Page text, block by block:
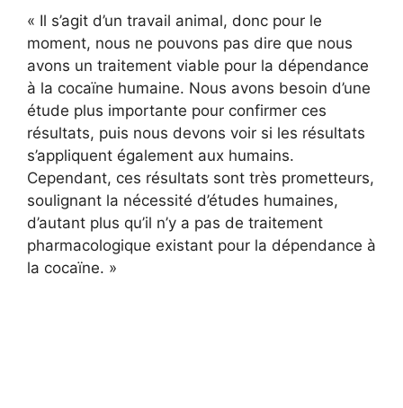
« Il s’agit d’un travail animal, donc pour le
moment, nous ne pouvons pas dire que nous
avons un traitement viable pour la dépendance
à la cocaïne humaine. Nous avons besoin d’une
étude plus importante pour confirmer ces
résultats, puis nous devons voir si les résultats
s’appliquent également aux humains.
Cependant, ces résultats sont très prometteurs,
soulignant la nécessité d’études humaines,
d’autant plus qu’il n’y a pas de traitement
pharmacologique existant pour la dépendance à
la cocaïne. »